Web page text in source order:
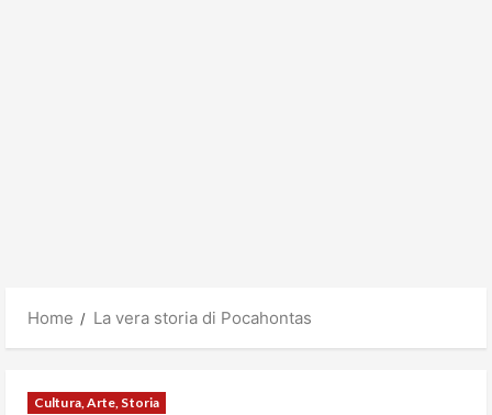
Home La vera storia di Pocahontas
Cultura, Arte, Storia